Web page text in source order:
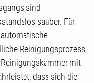
sind
sauber. Für
Reinigungsprozess
mit
dass sich die